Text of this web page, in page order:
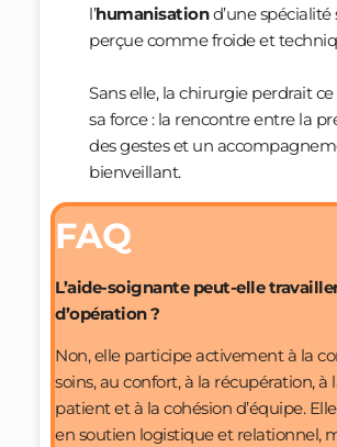
l’humanisationd’une spécialité
perçue comme froide et
Sans elle, la chirurgie perdrait
sa force : la rencontre entre la
des gestes et un
bienveillant.
FAQ
L’aide-soignante peut-elle
d’opération ?
Non, elle participe activement à la
soins, au confort, à la récupération, à
patient et à la cohésion d’équipe.
en soutien logistique et relationnel,